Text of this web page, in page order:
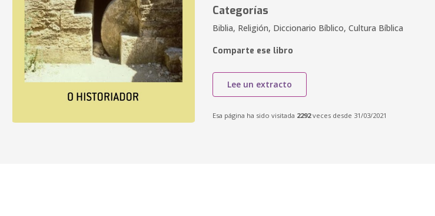
Categorías
Biblia, Religión, Diccionario Bíblico, Cultura Bíblica
Comparte ese libro
Lee un extracto
Esa página ha sido visitada 2292veces desde 31/03/2021